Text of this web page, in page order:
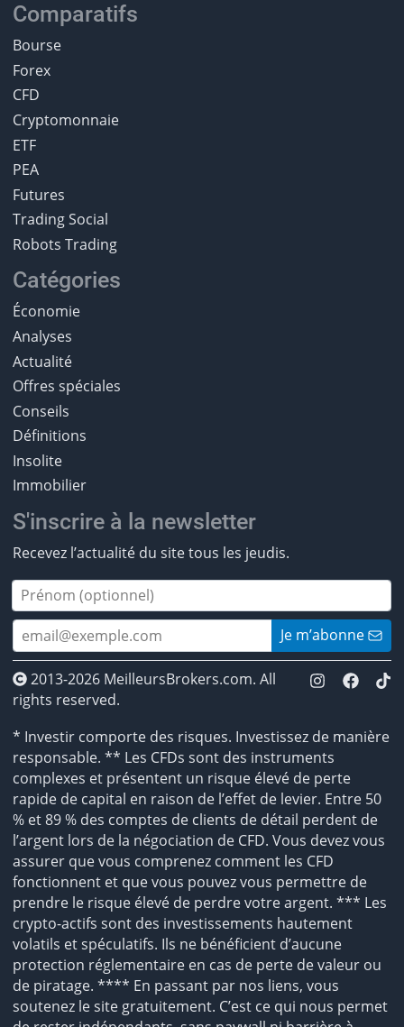
Comparatifs
Bourse
Forex
CFD
Cryptomonnaie
ETF
PEA
Futures
Trading Social
Robots Trading
Catégories
Économie
Analyses
Actualité
Offres spéciales
Conseils
Définitions
Insolite
Immobilier
S'inscrire à la newsletter
Recevez l’actualité du site tous les jeudis.
Je m’abonne
2013-2026 MeilleursBrokers.com. All
rights reserved.
* Investir comporte des risques. Investissez de manière
responsable. ** Les CFDs sont des instruments
complexes et présentent un risque élevé de perte
rapide de capital en raison de l’effet de levier. Entre 50
% et 89 % des comptes de clients de détail perdent de
l’argent lors de la négociation de CFD. Vous devez vous
assurer que vous comprenez comment les CFD
fonctionnent et que vous pouvez vous permettre de
prendre le risque élevé de perdre votre argent. *** Les
crypto-actifs sont des investissements hautement
volatils et spéculatifs. Ils ne bénéficient d’aucune
protection réglementaire en cas de perte de valeur ou
de piratage. **** En passant par nos liens, vous
soutenez le site gratuitement. C’est ce qui nous permet